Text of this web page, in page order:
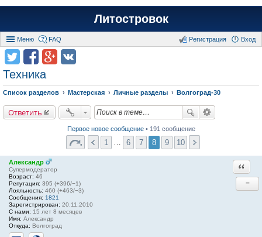
Литостровок
Меню FAQ Вход
Регистрация
Техника
Список разделов Мастерская Личные разделы Волгоград-30
Ответить
Первое новое сообщение• 191 сообщение
1 6 7 8 9 10
Александр
Супермодератор
Возраст: 46
Репутация: 395 (+396/−1)
Лояльность: 460 (+463/−3)
Сообщения: 1821
Зарегистрирован: 20.11.2010
С нами: 15 лет 8 месяцев
Имя: Александр
Откуда: Волгоград
−